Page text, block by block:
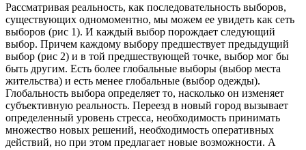
Рассматривая реальность, как последовательность выборов,
существующих одномоментно, мы можем ее увидеть как сеть
выборов (рис 1). И каждый выбор порождает следующий
выбор. Причем каждому выбору предшествует предыдущий
выбор (рис 2) и в той предшествующей точке, выбор мог бы
быть другим. Есть более глобальные выборы (выбор места
жительства) и есть менее глобальные (выбор одежды).
Глобальность выбора определяет то, насколько он изменяет
субъективную реальность. Переезд в новый город вызывает
определенный уровень стресса, необходимость принимать
множество новых решений, необходимость оперативных
действий, но при этом предлагает новые возможности. А